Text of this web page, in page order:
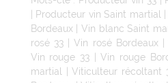
Producteur vin Saint martial|
Bordeaux|Vin blanc Saint
rosé 33 |Vin rosé Bordeaux
Vin rouge 33 |Vin rouge
martial|Viticulteur récoltant